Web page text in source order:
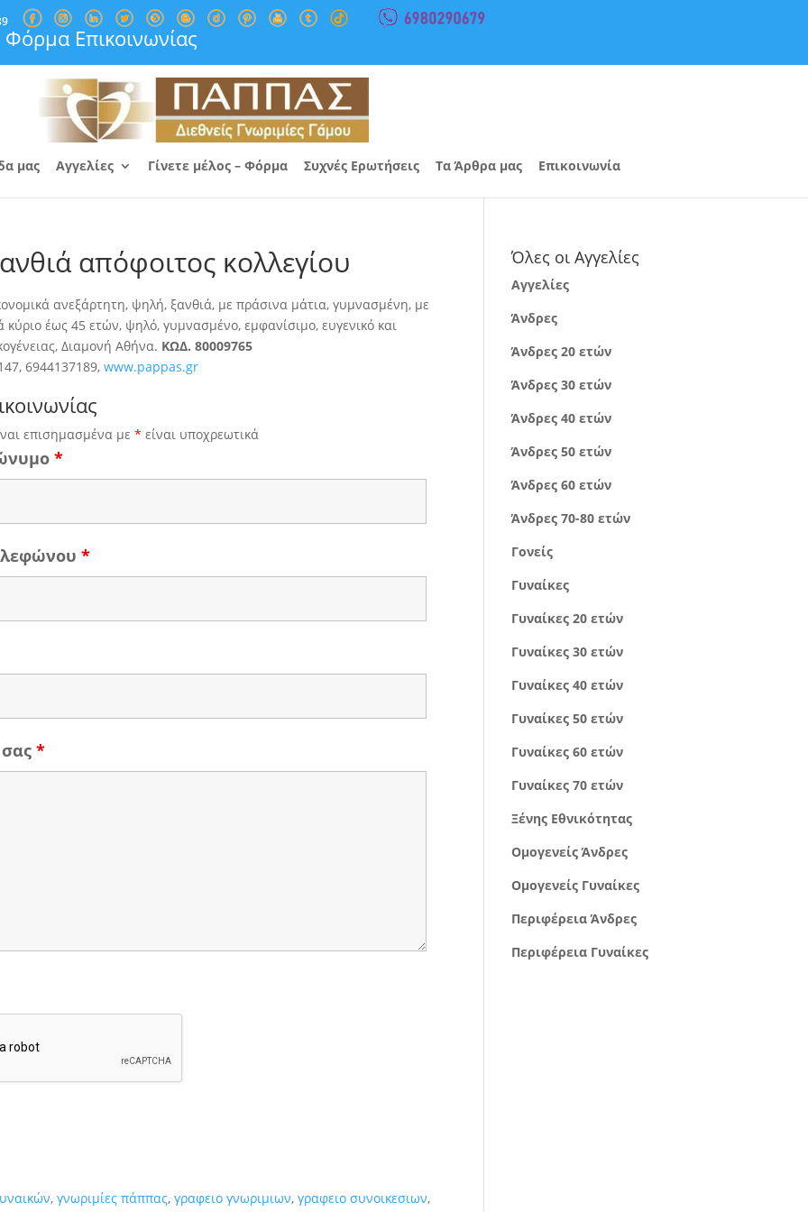
Φόρμα Επικοινωνίας
μας Αγγελίες Γίνετε μέλος – Φόρμα Συχνές Ερωτήσεις Τα Άρθρα μας Επικοινωνία
απόφοιτος κολλεγίου
ανεξάρτητη, ψηλή, ξανθιά, με πράσινα μάτια, γυμνασμένη, με
κύριο έως 45 ετών, ψηλό, γυμνασμένο, εμφανίσιμο, ευγενικό και
Διαμονή Αθήνα. ΚΩΔ. 80009765
6944137189,www.pappas.gr
επισημασμένα με* είναι υποχρεωτικά
*
*
σας*
,γνωριμίες πάππας,γραφειο γνωριμιων,γραφειο συνοικεσιων,
Όλες οι Αγγελίες
Αγγελίες
Άνδρες
Άνδρες 20 ετών
Άνδρες 30 ετών
Άνδρες 40 ετών
Άνδρες 50 ετών
Άνδρες 60 ετών
Άνδρες 70-80 ετών
Γονείς
Γυναίκες
Γυναίκες 20 ετών
Γυναίκες 30 ετών
Γυναίκες 40 ετών
Γυναίκες 50 ετών
Γυναίκες 60 ετών
Γυναίκες 70 ετών
Ξένης Εθνικότητας
Ομογενείς Άνδρες
Ομογενείς Γυναίκες
Περιφέρεια Άνδρες
Περιφέρεια Γυναίκες